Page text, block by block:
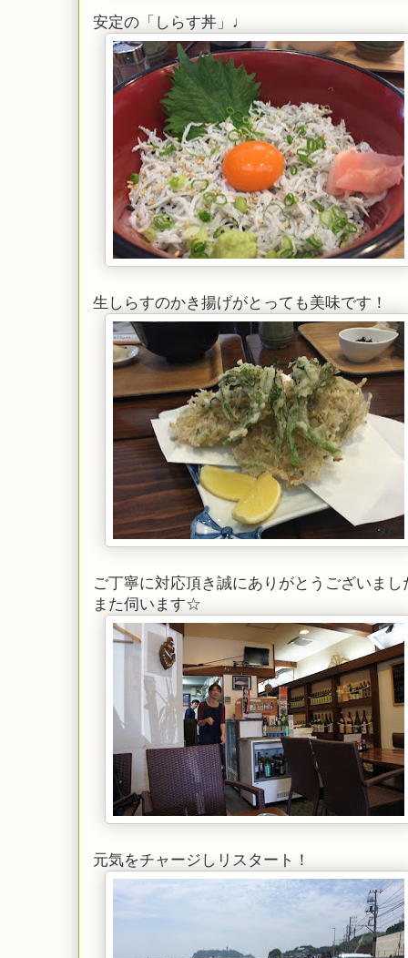
安定の「しらす丼」♩
生しらすのかき揚げがとっても美味です！
ご丁寧に対応頂き誠にありがとうございまし
また伺います☆
元気をチャージしリスタート！